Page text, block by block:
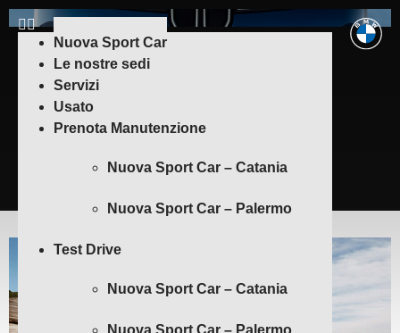
Nuova Sport Car
Le nostre sedi
Servizi
Usato
Prenota Manutenzione
Nuova Sport Car – Catania
Nuova Sport Car – Palermo
Test Drive
Nuova Sport Car – Catania
Nuova Sport Car – Palermo
THE BMW iX3
The first of a new era.
Scopri di più